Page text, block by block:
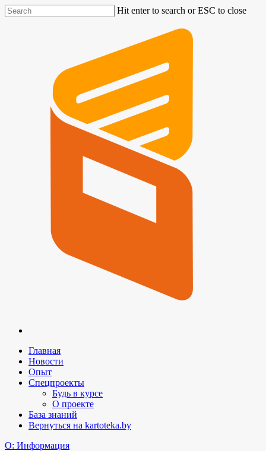
Hit enter to search or ESC to close
Главная
Новости
Опыт
Спецпроекты
Будь в курсе
О проекте
База знаний
Вернуться на kartoteka.by
O: Информация